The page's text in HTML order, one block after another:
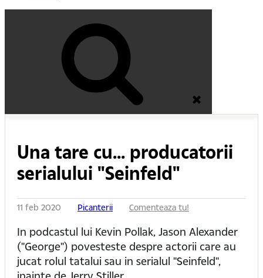
Una tare cu... producatorii
serialului "Seinfeld"
11 feb 2020 Picanterii Comenteaza tu!
In podcastul lui Kevin Pollak, Jason Alexander
("George") povesteste despre actorii care au
jucat rolul tatalui sau in serialul "Seinfeld",